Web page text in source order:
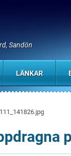
Sandön
LÄNKAR